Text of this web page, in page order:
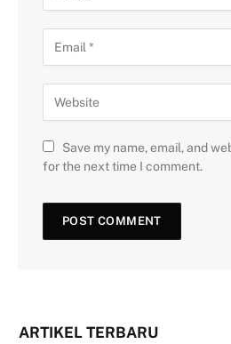
Save my name, email, and
for the next time I comment.
ARTIKEL TERBARU